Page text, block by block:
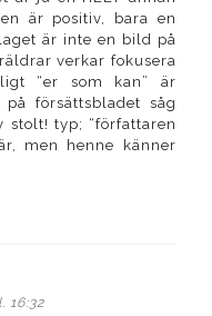
är positiv, bara en
är inte en bild på
verkar fokusera
“er som kan” är
försättsbladet såg
stolt! typ; “författaren
men henne känner
16:32